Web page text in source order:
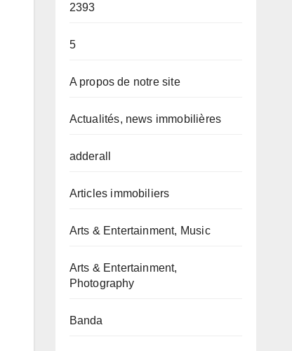
2393
5
A propos de notre site
Actualités, news immobilières
adderall
Articles immobiliers
Arts & Entertainment, Music
Arts & Entertainment,
Photography
Banda